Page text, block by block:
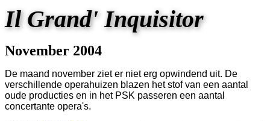
Il Grand' Inquisitor
November 2004
De maand november ziet er niet erg opwindend uit. De
verschillende operahuizen blazen het stof van een aantal
oude producties en in het PSK passeren een aantal
concertante opera's.